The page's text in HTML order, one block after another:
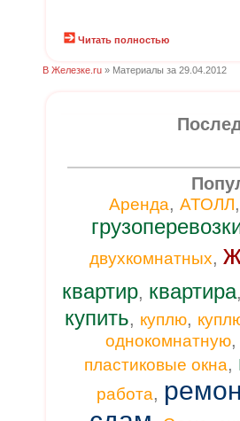
Читать полностью
В Железке.ru » Материалы за 29.04.2012
Аренда, АТОЛЛ
двухкомнатных,
квартир, квартира
купить, куплю,
однокомнатную
пластиковые окна,
работа,